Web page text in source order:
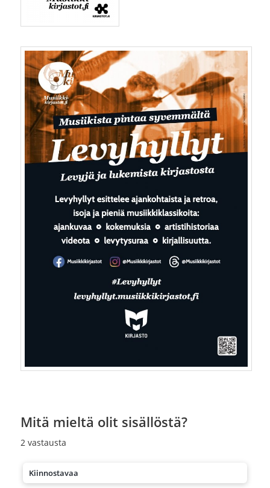
Mitä mieltä olit sisällöstä?
2 vastausta
Kiinnostavaa